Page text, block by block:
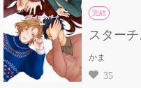
完結
スター
かま
35